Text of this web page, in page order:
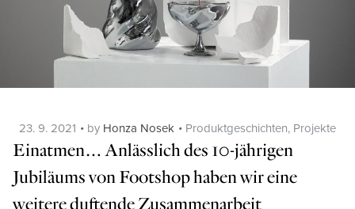
Posted
on
23. 9. 2021 by Honza Nosek Categories
Produktgeschichten, Projekte
Einatmen… Anlässlich des 10-jährigen
Jubiläums von Footshop haben wir eine
weitere duftende Zusammenarbeit